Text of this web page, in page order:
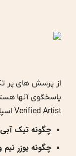
از پرسش های پر
پاسخگوی آنها
Verified Artist اسپاتیفای است. سوالاتی مانند:
چگونه تیک آبی Spotify مان را بگیریم؟
چگونه یوزر نیم